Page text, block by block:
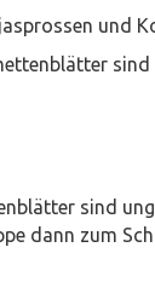
und
sind
sind
dann zum